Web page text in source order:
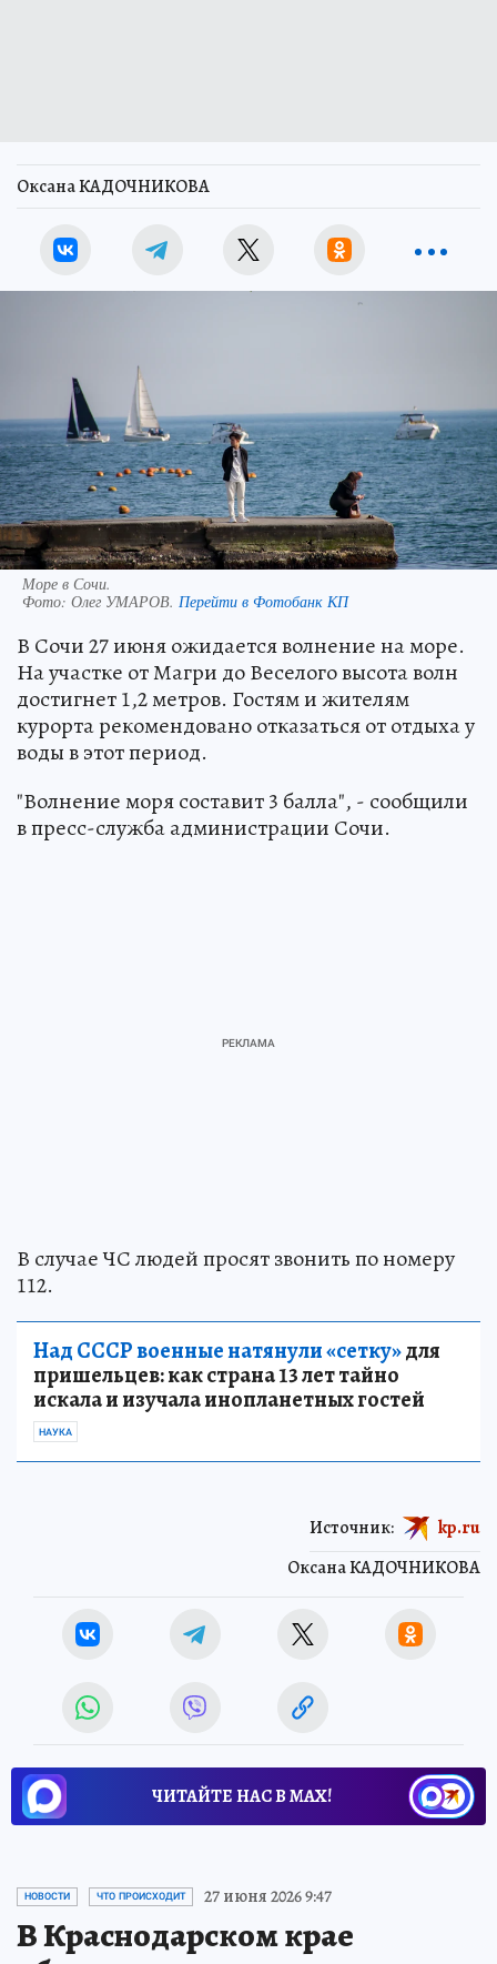
Оксана КАДОЧНИКОВА
Море в Сочи.
Фото: Олег УМАРОВ. Перейти в Фотобанк КП
В Сочи 27 июня ожидается волнение на море.
На участке от Магри до Веселого высота волн
достигнет 1,2 метров. Гостям и жителям
курорта рекомендовано отказаться от отдыха у
воды в этот период.
"Волнение моря составит 3 балла", - сообщили
в пресс-служба администрации Сочи.
В случае ЧС людей просят звонить по номеру
112.
Над СССР военные натянули «сетку»для
пришельцев: как страна 13 лет тайно
искала и изучала инопланетных гостей
НАУКА
Оксана КАДОЧНИКОВА
Источник: kp.ru
ЧИТАЙТЕ НАС В МАХ!
НОВОСТИ ЧТО ПРОИСХОДИТ 27 июня 2026 9:47
В Краснодарском крае